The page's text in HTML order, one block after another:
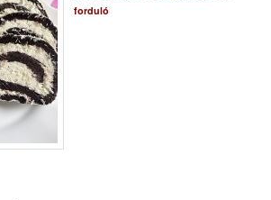
forduló